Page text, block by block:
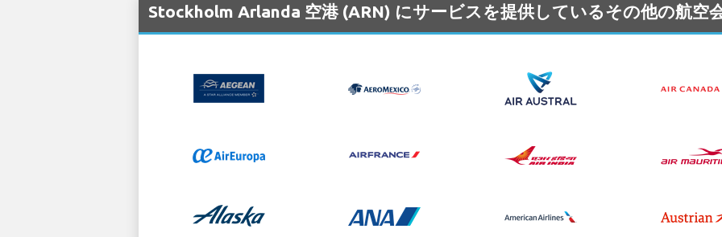
Stockholm Arlanda 空港 (ARN) にサービスを提供しているその他の航空